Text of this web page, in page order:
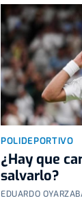
POLIDEPORTIVO
¿Hay que
salvarlo?
EDUARDO